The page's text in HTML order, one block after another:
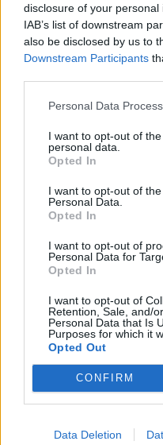
disclosure of your
IAB’s list of downstream
also be disclosed by us to
Downstream Participants
Personal Data
I want to opt-out of
personal data.
Opted In
I want to opt-out of
Personal Data.
Opted In
I want to opt-out of
Personal Data for
Opted In
I want to opt-out of
Retention, Sale, and/
Personal Data that Is
Purposes for which it
Opted Out
CONFIRM
Data Deletion
ALTRE NOTIZIE DI